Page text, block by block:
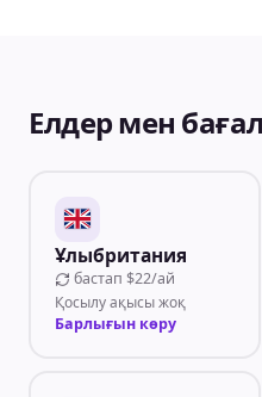
Елдер мен
Ұлыбритания
бастап $22/ай
Қосылу ақысы жоқ
Барлығын көру